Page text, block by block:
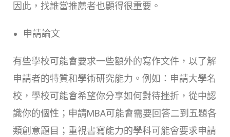
因此，找誰當推薦者也顯得很重要。
申請論文
有些學校可能會要求一些額外的寫作文件，以了解
申請者的特質和學術研究能力。例如：申請大學名
校，學校可能會希望你分享如何對待挫折，從中認
識你的個性；申請MBA可能會需要回答二到五題各
類創意題目；重視書寫能力的學科可能會要求申請